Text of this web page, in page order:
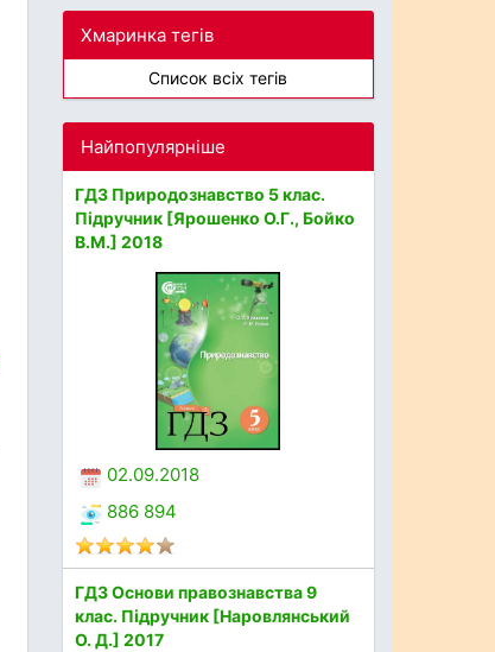
Хмаринка тегів
Список всіх тегів
Найпопулярніше
ГДЗ Природознавство 5 клас.
Підручник [Ярошенко О.Г., Бойко
В.М.] 2018
02.09.2018
886 894
ГДЗ Основи правознавства 9
клас. Підручник [Наровлянський
О. Д.] 2017